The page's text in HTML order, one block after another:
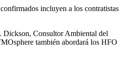
incluyen a los contratistas
Dickson, Consultor Ambiental del
también abordará los HFO